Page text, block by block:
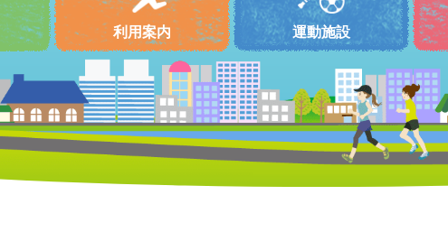
利用案内 運動施設